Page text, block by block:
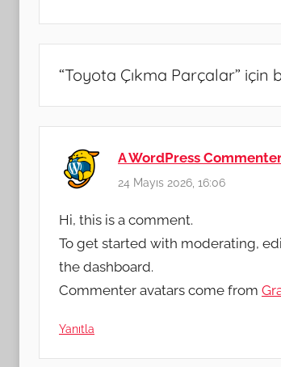
“Toyota Çıkma Parçalar” için
A WordPress
24 Mayıs 2026, 16:06
Hi, this is a comment.
To get started with moderating,
the dashboard.
Commenter avatars come from
Yanıtla